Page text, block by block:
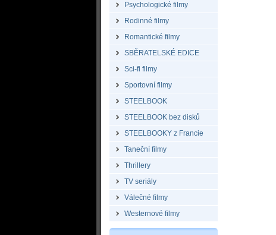
Psychologické filmy
Rodinné filmy
Romantické filmy
SBĚRATELSKÉ EDICE
Sci-fi filmy
Sportovní filmy
STEELBOOK
STEELBOOK bez disků
STEELBOOKY z Francie
Taneční filmy
Thrillery
TV seriály
Válečné filmy
Westernové filmy